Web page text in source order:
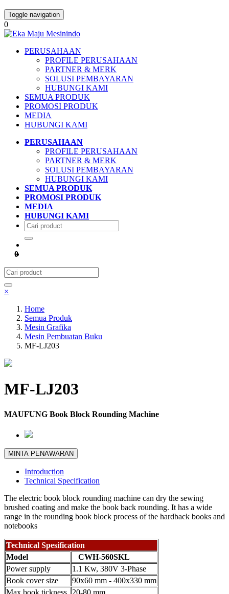
Toggle navigation
0
PERUSAHAAN
PROFILE PERUSAHAAN
PARTNER & MERK
SOLUSI PEMBAYARAN
HUBUNGI KAMI
SEMUA PRODUK
PROMOSI PRODUK
MEDIA
HUBUNGI KAMI
PERUSAHAAN
PROFILE PERUSAHAAN
PARTNER & MERK
SOLUSI PEMBAYARAN
HUBUNGI KAMI
SEMUA PRODUK
PROMOSI PRODUK
MEDIA
HUBUNGI KAMI
0
×
Home
Semua Produk
Mesin Grafika
Mesin Pembuatan Buku
MF-LJ203
MF-LJ203
MAUFUNG Book Block Rounding Machine
MINTA PENAWARAN
Introduction
Technical Specification
The electric book block rounding machine can dry the sewing
brushed coating and make the book back rounding. It has a wide
range in the rounding book block process of the hardback books and
notebooks
Technical Spesification
Model
CWH-560SKL
Power supply
1.1 Kw, 380V 3-Phase
Book cover size
90x60 mm - 400x330 mm